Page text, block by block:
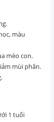
màu
mèo con.
mùi phân.
1 tuổi